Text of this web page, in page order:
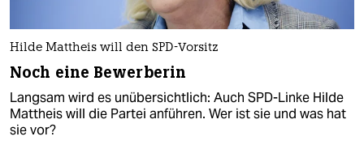
Hilde Mattheis will den SPD-Vorsitz
Noch eine Bewerberin
Langsam wird es unübersichtlich: Auch SPD-Linke Hilde
Mattheis will die Partei anführen. Wer ist sie und was hat
sie vor?